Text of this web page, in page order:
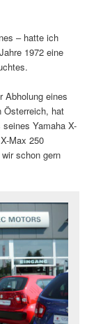
– hatte ich
1972 eine
Abholung eines
Österreich, hat
Yamaha X-
Max 250
schon gern